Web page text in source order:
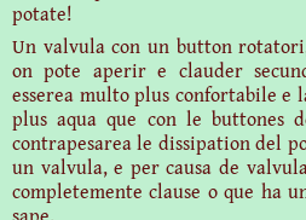
potate!
Un valvula con un button
on pote aperir e clauder
esserea multo plus confortabile e
plus aqua que con le buttones
contrapesarea le dissipation del
un valvula, e per causa de
completemente clause o que ha